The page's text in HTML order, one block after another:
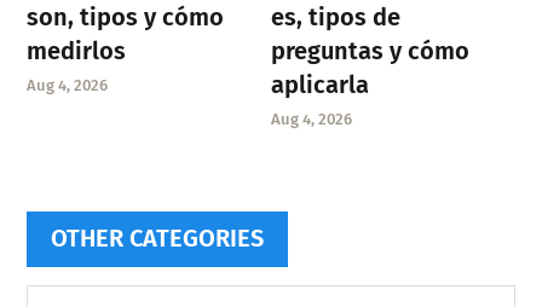
son, tipos y cómo
medirlos
Aug 4, 2026
es, tipos de
preguntas y cómo
aplicarla
Aug 4, 2026
OTHER CATEGORIES